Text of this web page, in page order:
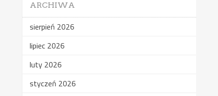
ARCHIWA
sierpień 2026
lipiec 2026
luty 2026
styczeń 2026